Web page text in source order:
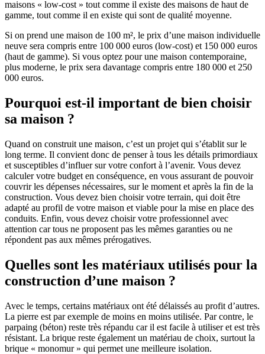
maisons « low-cost » tout comme il existe des maisons de haut de
gamme, tout comme il en existe qui sont de qualité moyenne.
Si on prend une maison de 100 m², le prix d’une maison individuelle
neuve sera compris entre 100 000 euros (low-cost) et 150 000 euros
(haut de gamme). Si vous optez pour une maison contemporaine,
plus moderne, le prix sera davantage compris entre 180 000 et 250
000 euros.
Pourquoi est-il important de bien choisir
sa maison ?
Quand on construit une maison, c’est un projet qui s’établit sur le
long terme. Il convient donc de penser à tous les détails primordiaux
et susceptibles d’influer sur votre confort à l’avenir. Vous devez
calculer votre budget en conséquence, en vous assurant de pouvoir
couvrir les dépenses nécessaires, sur le moment et après la fin de la
construction. Vous devez bien choisir votre terrain, qui doit être
adapté au profil de votre maison et viable pour la mise en place des
conduits. Enfin, vous devez choisir votre professionnel avec
attention car tous ne proposent pas les mêmes garanties ou ne
répondent pas aux mêmes prérogatives.
Quelles sont les matériaux utilisés pour la
construction d’une maison ?
Avec le temps, certains matériaux ont été délaissés au profit d’autres.
La pierre est par exemple de moins en moins utilisée. Par contre, le
parpaing (béton) reste très répandu car il est facile à utiliser et est très
résistant. La brique reste également un matériau de choix, surtout la
brique « monomur » qui permet une meilleure isolation.